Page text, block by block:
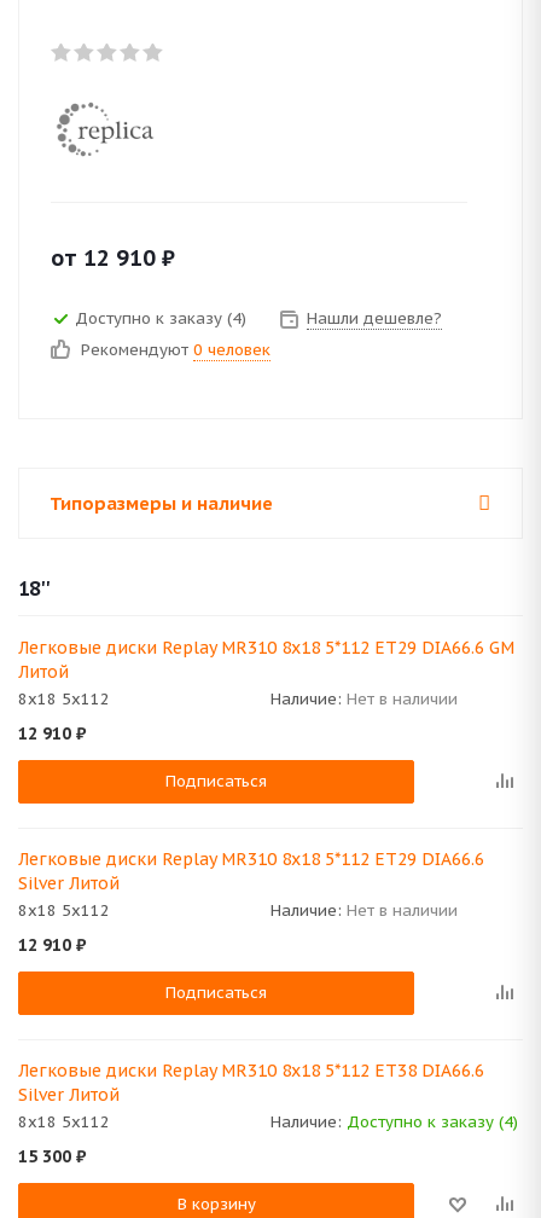
от 12 910 ₽
Доступно к заказу (4)
Нашли дешевле?
Рекомендуют 0 человек
Типоразмеры и наличие
18''
Легковые диски Replay MR310 8x18 5*112 ET29 DIA66.6 GM
Литой
8x18 5x112 Наличие: Нет в наличии
12 910 ₽
Подписаться
Легковые диски Replay MR310 8x18 5*112 ET29 DIA66.6
Silver Литой
8x18 5x112 Наличие: Нет в наличии
12 910 ₽
Подписаться
Легковые диски Replay MR310 8x18 5*112 ET38 DIA66.6
Silver Литой
8x18 5x112 Наличие: Доступно к заказу (4)
15 300 ₽
В корзину